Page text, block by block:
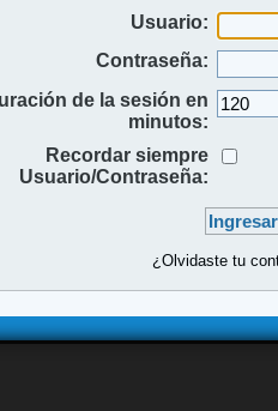
Usuario:
Contraseña:
de la sesión en
minutos:
Recordar siempre
Usuario/Contraseña:
¿Olvidaste tu